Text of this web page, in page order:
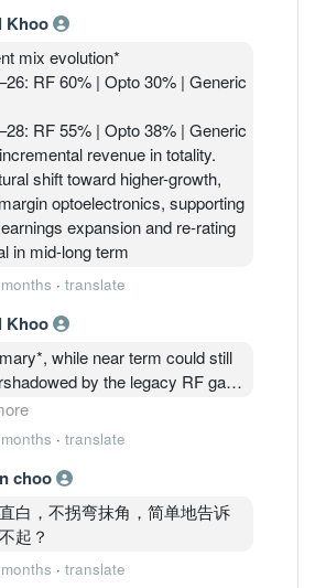
to secure design
and supply chain control.
expansion from legacy low-
into higher-value integrated
(e.g., PA duplexers, mixed-
via Customer consortium
advanced processes such as
PCB direct bonding.
Khoo
mix evolution*
RF 60% | Opto 30% | Generic
RF 55% | Opto 38% | Generic
revenue in totality.
shift toward higher-growth,
optoelectronics, supporting
expansion and re-rating
in mid-long term
· translate
Khoo
while near term could still
by the legacy RF gap
Photonics/ChipFab drives
growth and margin uplift
into FY27 and FY28. Longer-
Advanced packaging +
position Inari as a
AI infrastructure enabler, not just
proxy.
· translate
choo
白，不拐弯抹角，简单地告诉
起？
· translate